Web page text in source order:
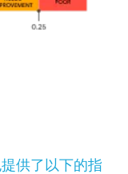
供了以下的指